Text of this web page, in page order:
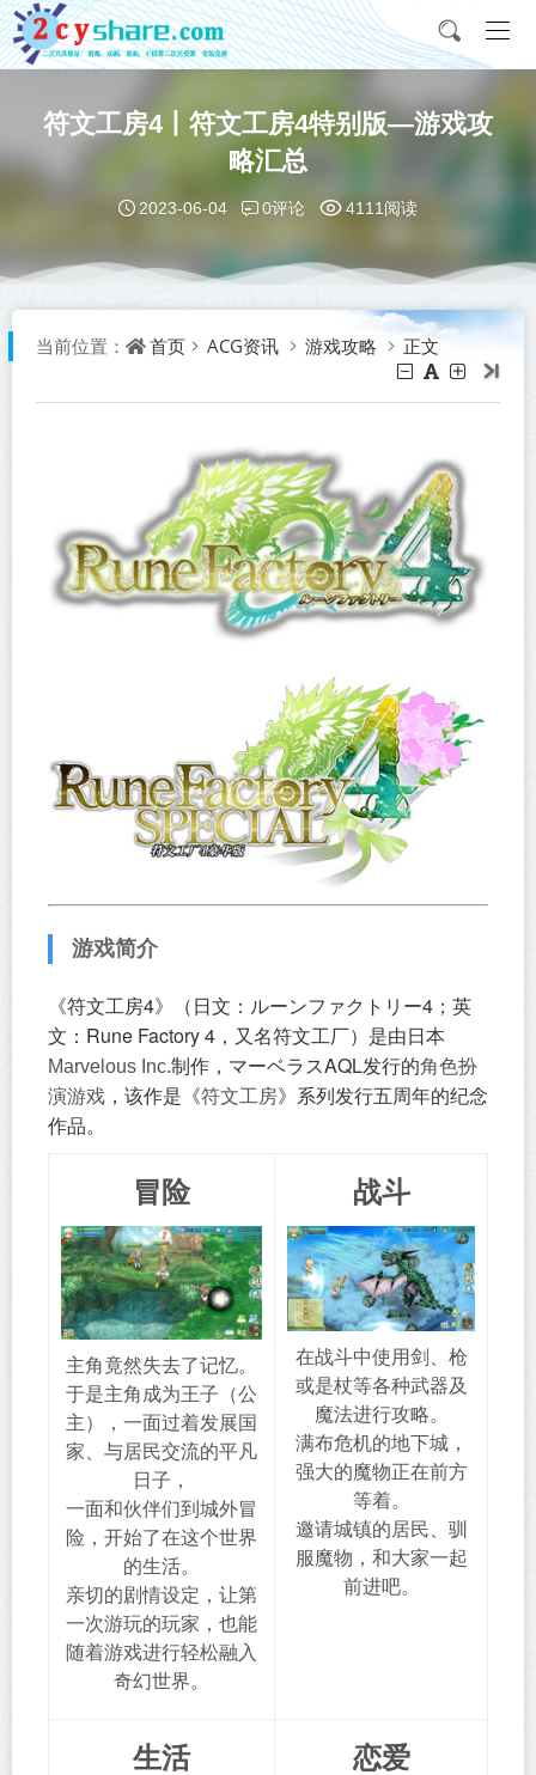
符文工房4丨符文工房4特别版—游戏攻
略汇总
2023-06-04 0评论 4111阅读
当前位置： 首页 ACG资讯 游戏攻略 正文
游戏简介
《符文工房4》（日文：ルーンファクトリー4；英
文：Rune Factory 4，又名符文工厂）是由日本
Marvelous Inc.制作，マーベラスAQL发行的角色扮
演游戏 ，该作是《符文工房》系列发行五周年的纪念
作品。
冒险
主角竟然失去了记忆。
于是主角成为王子（公
主），一面过着发展国
家、与居民交流的平凡
日子，
一面和伙伴们到城外冒
险，开始了在这个世界
的生活。
亲切的剧情设定，让第
一次游玩的玩家，也能
随着游戏进行轻松融入
奇幻世界。
战斗
在战斗中使用剑、枪
或是杖等各种武器及
魔法进行攻略。
满布危机的地下城，
强大的魔物正在前方
等着。
邀请城镇的居民、驯
服魔物，和大家一起
前进吧。
生活 恋爱